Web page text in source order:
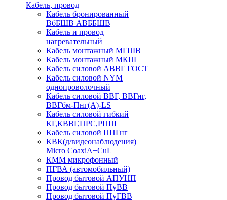
Кабель, провод
Кабель бронированный
ВбБШВ АВББШВ
Кабель и провод
нагревательный
Кабель монтажный МГШВ
Кабель монтажный МКШ
Кабель силовой АВВГ ГОСТ
Кабель силовой NYM
однопроволочный
Кабель силовой ВВГ, ВВГнг,
ВВГбм-Пнг(А)-LS
Кабель силовой гибкий
КГ,КВВГ,ПРС,РПШ
Кабель силовой ППГнг
КВК(д/видеонаблюдения)
Micro CoaxiA+CuL
КММ микрофонный
ПГВА (автомобильный)
Провод бытовой АПУНП
Провод бытовой ПуВВ
Провод бытовой ПуГВВ